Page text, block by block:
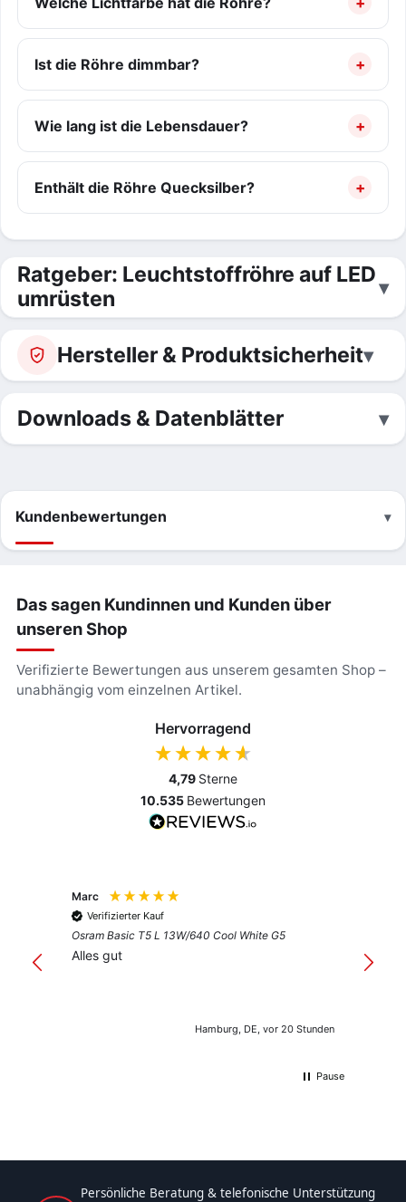
Ist die Röhre dimmbar?
Wie lang ist die Lebensdauer?
Enthält die Röhre Quecksilber?
Ratgeber: Leuchtstoffröhre auf LED
umrüsten
Hersteller & Produktsicherheit
Downloads & Datenblätter
Kundenbewertungen
Das sagen Kundinnen und Kunden über
unseren Shop
Verifizierte Bewertungen aus unserem gesamten Shop –
unabhängig vom einzelnen Artikel.
Hervorragend
4,79 Sterne
10.535 Bewertungen
Marc
Verifizierter Kauf
Osram Basic T5 L 13W/640 Cool White G5
Alles gut
Hamburg, DE, vor 20 Stunden
Pause
Persönliche Beratung & telefonische Unterstützung